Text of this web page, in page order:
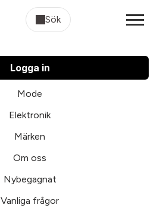
Sök
Logga in
Mode
Elektronik
Märken
Om oss
Nybegagnat
Vanliga frågor